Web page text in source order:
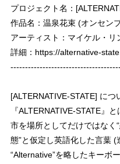
プロジェクト名：
作品名：温泉花束 (オンセン
アーティスト：マイケル・リ
詳細： https://alternative-
[ALTERNATIVE-STATE] につ
『ALTERNATIVE-STATE』
市を場所としてだけではなく
態”と仮定し英語化した言葉 (
“Alternative”を略したキーボ